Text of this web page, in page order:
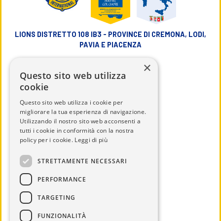
LIONS DISTRETTO 108 IB3 - PROVINCE DI CREMONA, LODI,
PAVIA E PIACENZA
CHI SIAMO
IL DISTRETTO
NEWS ED EVENTI
×
Questo sito web utilizza
cookie
Questo sito web utilizza i cookie per
migliorare la tua esperienza di navigazione.
Utilizzando il nostro sito web acconsenti a
tutti i cookie in conformità con la nostra
policy per i cookie. Leggi di più
STRETTAMENTE NECESSARI
PERFORMANCE
TARGETING
FUNZIONALITÀ